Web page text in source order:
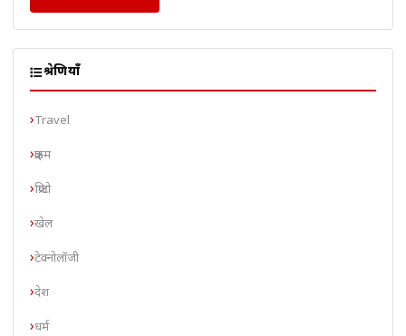
श्रेणियाँ
Travel
क्राइम
क्रिप्टो
खेल
टेक्नोलॉजी
देश
धर्म